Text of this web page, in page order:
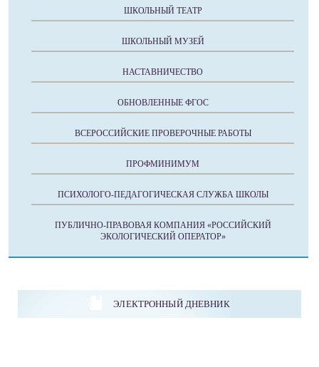
ШКОЛЬНЫЙ ТЕАТР
ШКОЛЬНЫЙ МУЗЕЙ
НАСТАВНИЧЕСТВО
ОБНОВЛЕННЫЕ ФГОС
ВСЕРОССИЙСКИЕ ПРОВЕРОЧНЫЕ РАБОТЫ
ПРОФМИНИМУМ
ПСИХОЛОГО-ПЕДАГОГИЧЕСКАЯ СЛУЖБА ШКОЛЫ
ПУБЛИЧНО-ПРАВОВАЯ КОМПАНИЯ «РОССИЙСКИЙ
ЭКОЛОГИЧЕСКИЙ ОПЕРАТОР»
ЭЛЕКТРОННЫЙ ДНЕВНИК